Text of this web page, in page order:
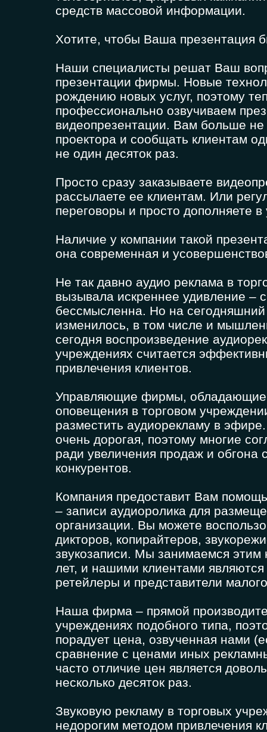
средств массовой информации.
Хотите, чтобы Ваша презентация
Наши специалисты решат Ваш
презентации фирмы. Новые
рождению новых услуг, поэтому
профессионально озвучиваем
видеопрезентации. Вам больше не
проектора и сообщать клиентам
не один десяток раз.
Просто сразу заказываете
рассылаете ее клиентам. Или
переговоры и просто дополняете
Наличие у компании такой
она современная и
Не так давно аудио реклама в
вызывала искреннее удивление –
бессмысленна. Но на
изменилось, в том числе и
сегодня воспроизведение
учреждениях считается
привлечения клиентов.
Управляющие фирмы, обладающие
оповещения в торговом
разместить аудиорекламу в
очень дорогая, поэтому многие
ради увеличения продаж и обгона
конкурентов.
Компания предоставит Вам
– записи аудиоролика для
организации. Вы можете
дикторов, копирайтеров,
звукозаписи. Мы занимаемся этим
лет, и нашими клиентами
ретейлеры и представители
Наша фирма – прямой
учреждениях подобного типа,
порадует цена, озвученная нами
сравнение с ценами иных
часто отличие цен является
несколько десяток раз.
Звуковую рекламу в торговых
недорогим методом привлечения